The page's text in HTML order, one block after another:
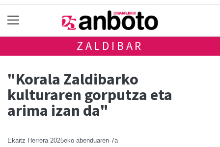
ZALDIBAR
"Korala Zaldibarko
kulturaren gorputza eta
arima izan da"
Ekaitz Herrera 2025eko abenduaren 7a